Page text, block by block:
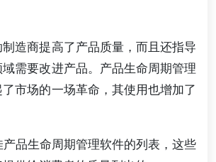
造商提高了产品质量，而且还指导
需要改进产品。产品生命周期管理
市场的一场革命，其使用也增加了
产品生命周期管理软件的列表，这些